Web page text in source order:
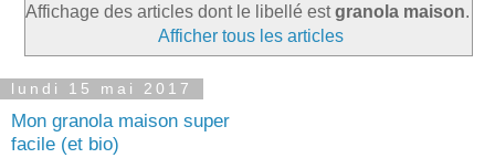
Affichage des articles dont le libellé estgranola maison.
Afficher tous les articles
lundi 15 mai 2017
Mon granola maison super
facile (et bio)